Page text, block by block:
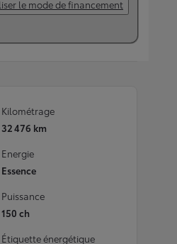
le mode de financement
Kilométrage
32 476 km
Energie
Essence
Puissance
150 ch
Étiquette énergétique